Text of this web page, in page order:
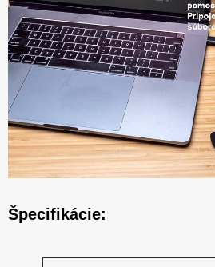
Špecifikácie: